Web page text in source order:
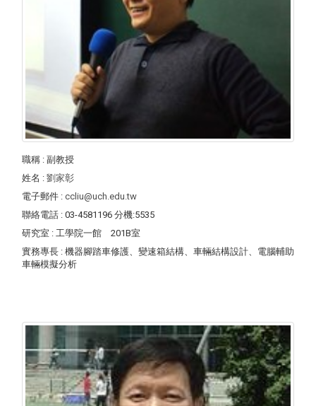
職稱 : 副教授
姓名 : 劉家彰
電子郵件 : ccliu@uch.edu.tw
聯絡電話 : 03-4581196 分機:5535
研究室 : 工學院一館 201B室
實務專長 : 機器腳踏車修護、變速箱結構、車輛結構設計、電腦輔助
車輛模擬分析